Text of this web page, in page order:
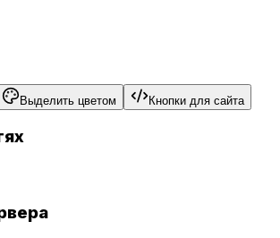
Выделить цветом Кнопки для сайта